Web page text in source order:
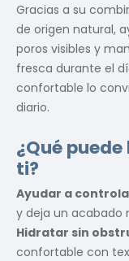
Gracias a su
de origen natural,
poros visibles y
fresca durante el
confortable lo
diario.
¿Qué
ti?
Ayudar a
y deja un acabado
Hidratar sin
confortable con